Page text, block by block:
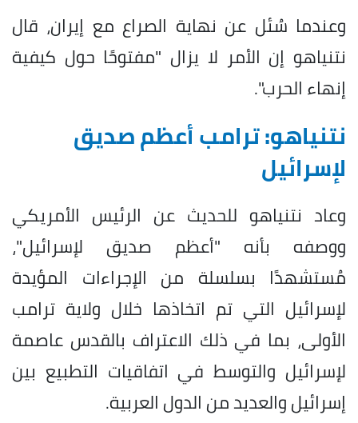
وعندما سُئل عن نهاية الصراع مع إيران، قال
نتنياهو إن الأمر لا يزال "مفتوحًا حول كيفية
إنهاء الحرب".
نتنياهو: ترامب أعظم صديق
لإسرائيل
وعاد نتنياهو للحديث عن الرئيس الأمريكي
ووصفه بأنه "أعظم صديق لإسرائيل"،
مُستشهدًا بسلسلة من الإجراءات المؤيدة
لإسرائيل التي تم اتخاذها خلال ولاية ترامب
الأولى، بما في ذلك الاعتراف بالقدس عاصمة
لإسرائيل والتوسط في اتفاقيات التطبيع بين
إسرائيل والعديد من الدول العربية.